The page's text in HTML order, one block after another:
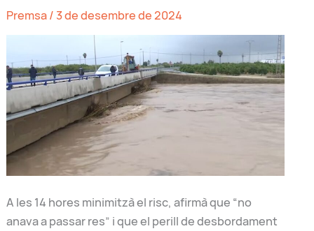
molt
mal
any
2025
Premsa/ 3 de desembre de 2024
A les 14 hores minimitzà el risc, afirmà que “no
anava a passar res” i que el perill de desbordament